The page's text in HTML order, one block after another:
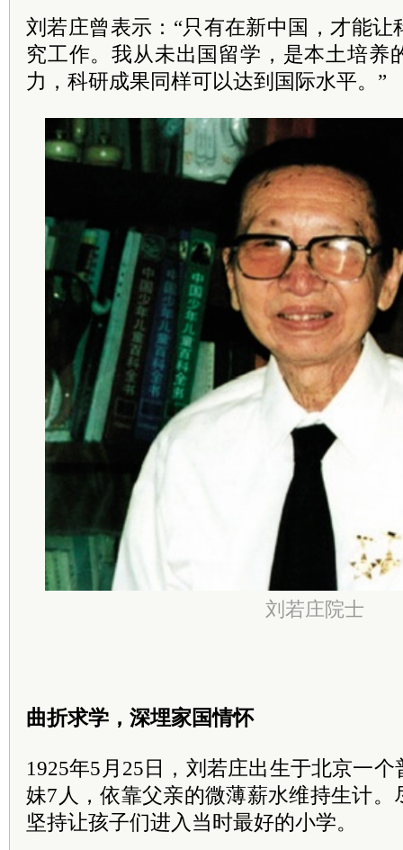
刘若庄曾表示：“只有在新中国，才能
究工作。我从未出国留学，是本土培养
力，科研成果同样可以达到国际水平。”
刘若庄院士
曲折求学，深埋家国情怀
1925年5月25日，刘若庄出生于北京一
妹7人，依靠父亲的微薄薪水维持生计
坚持让孩子们进入当时最好的小学。